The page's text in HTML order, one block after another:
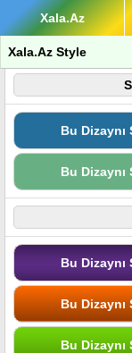
Xala.Az
Xala.Az Style
Bu Dizaynı
Bu Dizaynı
Bu Dizaynı
Bu Dizaynı
Bu Dizaynı